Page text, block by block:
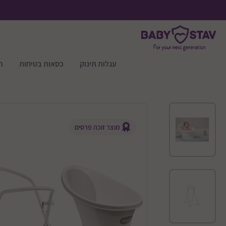
עגלות תינוק כסאות בטיחות
מוצר זוכה פרסים